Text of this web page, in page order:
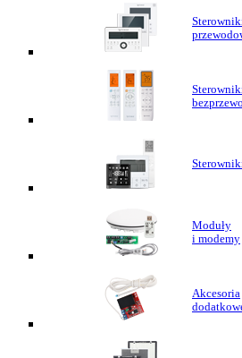
Moduły
i modemy
Akcesoria